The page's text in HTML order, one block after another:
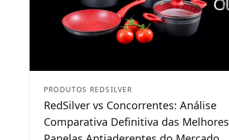
PRODUTOS REDSILVER
RedSilver vs Concorrentes: Análise
Comparativa Definitiva das Melhores